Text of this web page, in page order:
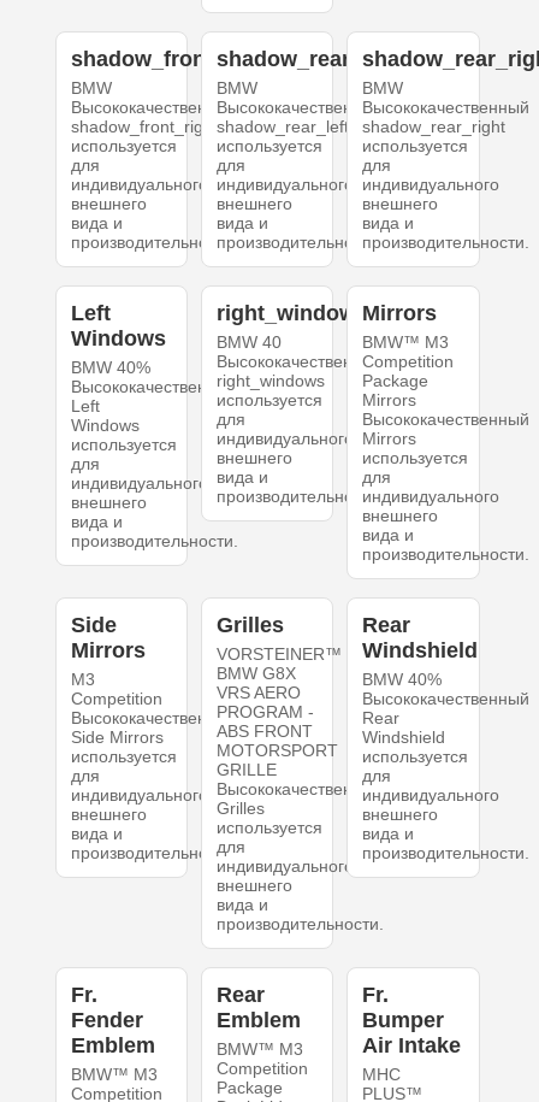
shadow_front_right
BMW
Высококачественный
shadow_front_right
используется
для
индивидуального
внешнего
вида и
производительности.
shadow_rear_left
BMW
Высококачественный
shadow_rear_left
используется
для
индивидуального
внешнего
вида и
производительности.
BMW
Высококачественный
shadow_rear_right
используется
для
индивидуального
внешнего
вида и
производительности.
Left
Windows
BMW 40%
Высококачественный
Left
Windows
используется
для
индивидуального
внешнего
вида и
производительности.
right_windows
BMW 40
Высококачественный
right_windows
используется
для
индивидуального
внешнего
вида и
производительности.
Mirrors
BMW™ M3
Competition
Package
Mirrors
Высококачественный
Mirrors
используется
для
индивидуального
внешнего
вида и
производительности.
Side
Mirrors
M3
Competition
Высококачественный
Side Mirrors
используется
для
индивидуального
внешнего
вида и
производительности.
Grilles
VORSTEINER™
BMW G8X
VRS AERO
PROGRAM -
ABS FRONT
MOTORSPORT
GRILLE
Высококачественный
Grilles
используется
для
индивидуального
внешнего
вида и
производительности.
Rear
Windshield
BMW 40%
Высококачественный
Rear
Windshield
используется
для
индивидуального
внешнего
вида и
производительности.
Fr.
Fender
Emblem
BMW™ M3
Competition
Rear
Emblem
BMW™ M3
Competition
Package
Fr.
Bumper
Air Intake
MHC
PLUS™